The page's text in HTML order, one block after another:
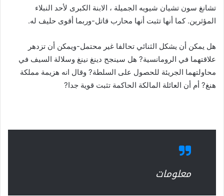
تشانغ سون تشيان شيويه الجميلة ، الابنة الكبرى لأحد النبلاء
المؤثرين. كما أنها تثبت أنها محارب قاتل-وربما أقوى حليف له.
هل يمكن أن يشكل الثنائي تحالفا غير محتمل-ويمكن أن تزدهر
علاقتهما في الرومانسية? هل سينجح دينغ نينغ وسلالة السيف في
محاولتهما الجريئة للحصول على السلطة? وقال انه هزيمة مملكة
هنغ? أم أن العائلة المالكة الحاكمة تثبت قوية جدا?
معلومات